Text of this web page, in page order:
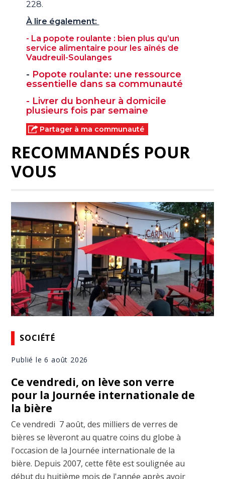
228.
À lire également:
- La popote roulante : bien plus qu’un
service alimentaire pour les aînés de
Vaudreuil-Soulanges
- Popote roulante: une ressource
essentielle dans sa communauté
- Livrer du bonheur à domicile
plusieurs fois par semaine
Partager à ma communauté
RECOMMANDÉS POUR
VOUS
SOCIÉTÉ
Publié le 6 août 2026
Ce vendredi, on lève son verre
pour la Journée internationale de
la bière
Ce vendredi 7 août, des milliers de verres de
bières se lèveront au quatre coins du globe à
l'occasion de la Journée internationale de la
bière. Depuis 2007, cette fête est soulignée au
début du huitième mois de l'année après avoir